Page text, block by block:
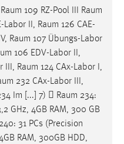
Raum 109 RZ-Pool III Raum
Labor II, Raum 126 CAE-
Raum 107 Übungs-Labor
106 EDV-Labor II,
III, Raum 124 CAx-Labor I,
232 CAx-Labor III,
Im [...] 7)  Raum 234:
GHz, 4GB RAM, 300 GB
240: 31 PCs (Precision
RAM, 300GB HDD,